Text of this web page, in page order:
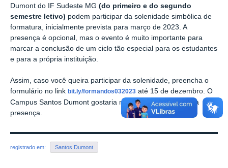
Dumont do IF Sudeste MG (do primeiro e do segundo
semestre letivo) podem participar da solenidade simbólica de
formatura, inicialmente prevista para março de 2023. A
presença é opcional, mas o evento é muito importante para
marcar a conclusão de um ciclo tão especial para os estudantes
e para a própria instituição.
Assim, caso você queira participar da solenidade, preencha o
formulário no link bit.ly/formandos032023 até 15 de dezembro. O
Campus Santos Dumont gostaria muito de contar com sua
presença.
registrado em: Santos Dumont